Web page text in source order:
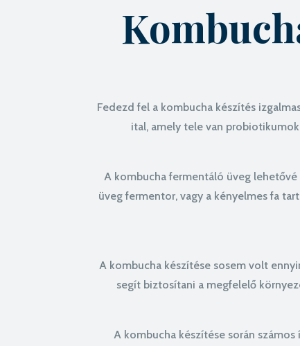
Fedezd fel a kombucha készítés
ital, amely tele van
A kombucha fermentáló üveg
üveg fermentor, vagy a kényelmes fa
A kombucha készítése sosem volt
segít biztosítani a megfelelő
A kombucha készítése során